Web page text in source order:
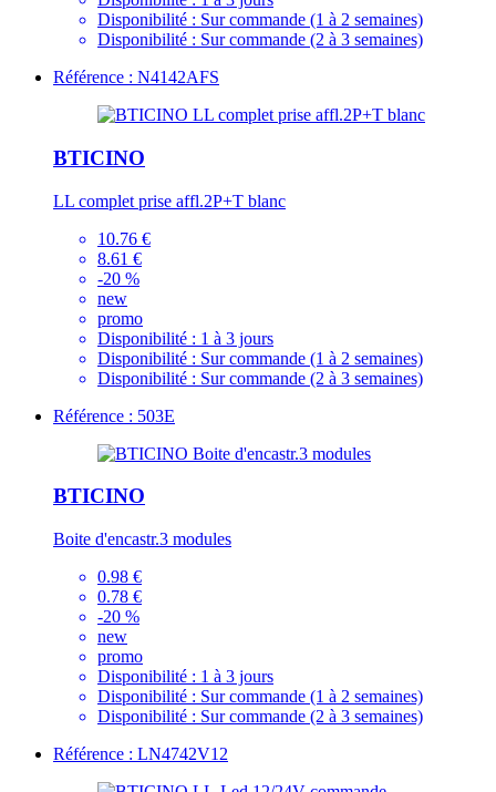
Disponibilité : Sur commande (1 à 2 semaines)
Disponibilité : Sur commande (2 à 3 semaines)
Référence : N4142AFS
BTICINO
LL complet prise affl.2P+T blanc
10.76 €
8.61 €
-20 %
new
promo
Disponibilité : 1 à 3 jours
Disponibilité : Sur commande (1 à 2 semaines)
Disponibilité : Sur commande (2 à 3 semaines)
Référence : 503E
BTICINO
Boite d'encastr.3 modules
0.98 €
0.78 €
-20 %
new
promo
Disponibilité : 1 à 3 jours
Disponibilité : Sur commande (1 à 2 semaines)
Disponibilité : Sur commande (2 à 3 semaines)
Référence : LN4742V12